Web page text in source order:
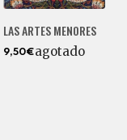
LAS ARTES MENORES
9,50€agotado